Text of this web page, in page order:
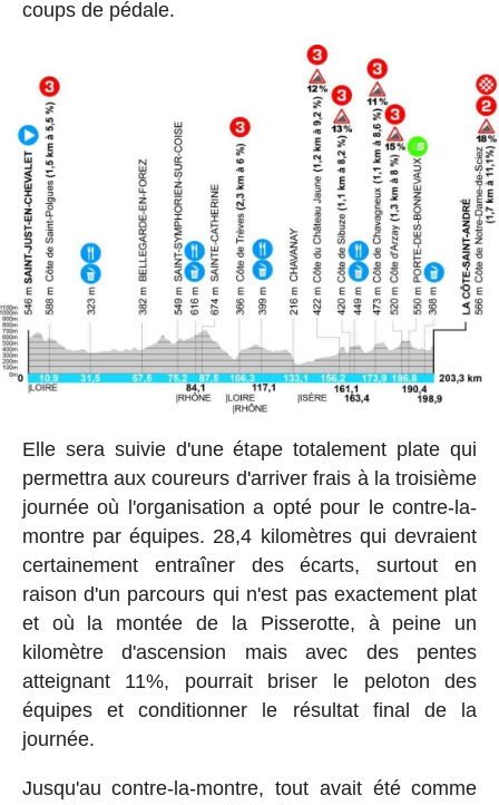
coups de pédale.
Elle sera suivie d'une étape totalement plate qui
permettra aux coureurs d'arriver frais à la troisième
journée où l'organisation a opté pour le contre-la-
montre par équipes. 28,4 kilomètres qui devraient
certainement entraîner des écarts, surtout en
raison d'un parcours qui n'est pas exactement plat
et où la montée de la Pisserotte, à peine un
kilomètre d'ascension mais avec des pentes
atteignant 11%, pourrait briser le peloton des
équipes et conditionner le résultat final de la
journée.
Jusqu'au contre-la-montre, tout avait été comme